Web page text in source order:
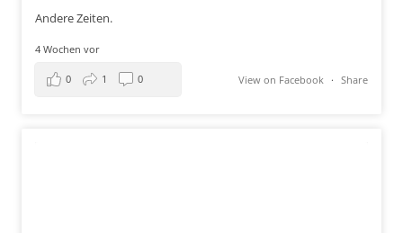
Andere Zeiten.
4 Wochen vor
View on Facebook · Share
0 1 0